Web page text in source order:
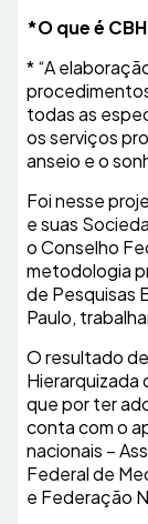
*O que é
* “A
todas as
os serviços
anseio e o
Foi nesse
e suas
o Conselho
metodologia
de Pesquisas
Paulo,
O resultado
Hierarquizada
que por ter
conta com o
nacionais –
Federal de
e Federação